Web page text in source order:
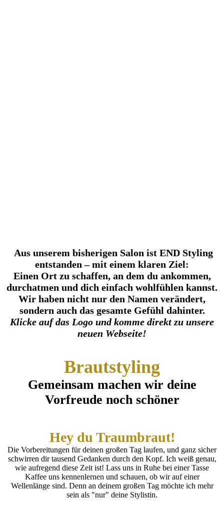
Aus unserem bisherigen Salon ist END Styling
entstanden – mit einem klaren Ziel:
Einen Ort zu schaffen, an dem du ankommen,
durchatmen und dich einfach wohlfühlen kannst.
Wir haben nicht nur den Namen verändert,
sondern auch das gesamte Gefühl dahinter.
Klicke auf das Logo und komme direkt zu unsere
neuen Webseite!
Brautstyling
Gemeinsam machen wir deine
Vorfreude noch schöner
Hey du Traumbraut!
Die Vorbereitungen für deinen großen Tag laufen, und ganz sicher
schwirren dir tausend Gedanken durch den Kopf. Ich weiß genau,
wie aufregend diese Zeit ist! Lass uns in Ruhe bei einer Tasse
Kaffee uns kennenlernen und schauen, ob wir auf einer
Wellenlänge sind. Denn an deinem großen Tag möchte ich mehr
sein als "nur" deine Stylistin.